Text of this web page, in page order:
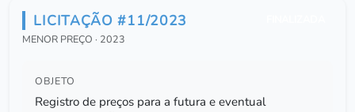
LICITAÇÃO #11/2023
MENOR PREÇO · 2023
OBJETO
Registro de preços para a futura e eventual